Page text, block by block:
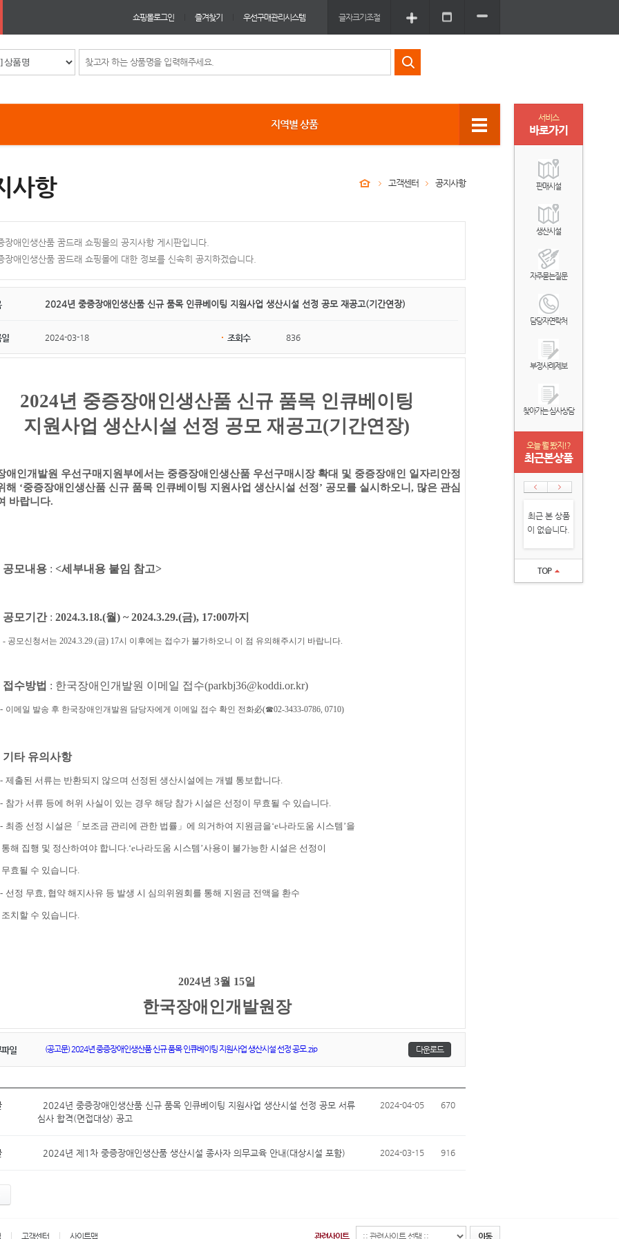
쇼핑몰로그인 즐겨찾기 우선구매관리시스템 글자크기조절
지역별 상품
사항 고객센터 공지사항
장애인생산품 꿈드래 쇼핑몰의 공지사항 게시판입니다.
장애인생산품 꿈드래 쇼핑몰에 대한 정보를 신속히 공지하겠습니다.
2024년 중증장애인생산품 신규 품목 인큐베이팅 지원사업 생산시설 선정 공모 재공고(기간연장)
2024-03-18 조회수 836
2024년 중증장애인생산품 신규 품목 인큐베이팅
지원사업 생산시설 선정 공모 재공고(기간연장)
애인개발원 우선구매지원부에서는 중증장애인생산품 우선구매시장 확대 및 중증장애인 일자리안정
해 ‘중증장애인생산품 신규 품목 인큐베이팅 지원사업 생산시설 선정’ 공모를 실시하오니, 많은 관심
바랍니다.
공모내용 : <세부내용 붙임 참고>
공모기간 : 2024.3.18.(월) ~ 2024.3.29.(금), 17:00까지
- 공모신청서는 2024.3.29.(금) 17시 이후에는 접수가 불가하오니 이 점 유의해주시기 바랍니다
접수방법 : 한국장애인개발원 이메일 접수(parkbj36@koddi.or.kr)
- 이메일 발송 후 한국장애인개발원 담당자에게 이메일 접수 확인 전화必(☎02-3433-0786, 0710)
기타 유의사항
- 제출된 서류는 반환되지 않으며 선정된 생산시설에는 개별 통보합니다
- 참가 서류 등에 허위 사실이 있는 경우 해당 참가 시설은 선정이 무효될 수 있습니다
- 최종 선정 시설은 「 보조금 관리에 관한 법률 」 에 의거하여 지원금을‘e나라도움 시스템 ’을
집행 및 정산하여야 합니다 .‘e나라도움 시스템 ’사용이 불가능한 시설은 선정이
수 있습니다
- 선정 무효 협약 해지사유 등 발생 시 심의위원회를 통해 지원금 전액을 환수
수 있습니다
2024년 3월 15일
한국장애인개발원장
일 (공고문) 2024년 중증장애인생산품 신규 품목 인큐베이팅 지원사업 생산시설 선정 공모.zip 다운로드
2024년 중증장애인생산품 신규 품목 인큐베이팅 지원사업 생산시설 선정 공모 서류
심사 합격(면접대상) 공고
2024-04-05 670
2024년 제1차 중증장애인생산품 생산시설 종사자 의무교육 안내(대상시설 포함) 2024-03-15 916
서비스
바로가기
판매시설
생산시설
자주묻는질문
담당자연락처
부정사례제보
찾아가는 심사상담
오늘 뭘 봤지!?
최근본상품
최근 본 상품
이 없습니다.
TOP
고객센터 사이트맵 관련사이트 이동